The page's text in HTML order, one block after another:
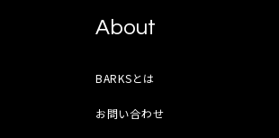
About
BARKSとは
お問い合わせ